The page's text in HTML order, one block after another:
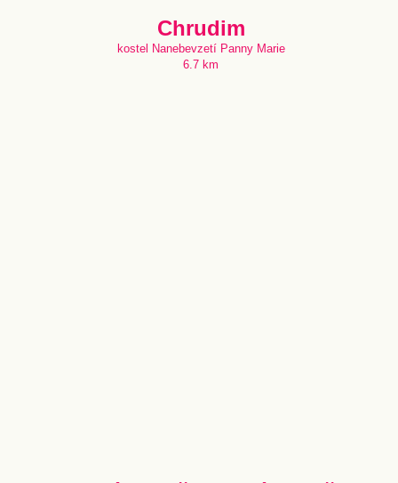
Chrudim
kostel Nanebevzetí Panny Marie
6.7 km